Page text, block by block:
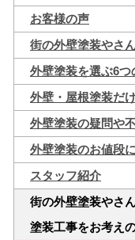
お客様の声
街の外壁塗装やさ
外壁塗装を選ぶ6つ
外壁・屋根塗装だ
外壁塗装の疑問や
外壁塗装のお値段
スタッフ紹介
街の外壁塗装やさ
塗装工事をお考え